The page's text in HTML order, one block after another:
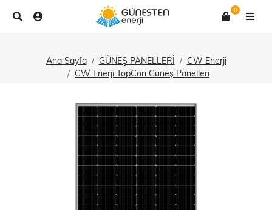
0
Ana Sayfa GÜNEŞ PANELLERİ
CW Enerji
CW Enerji TopCon Güneş Panelleri